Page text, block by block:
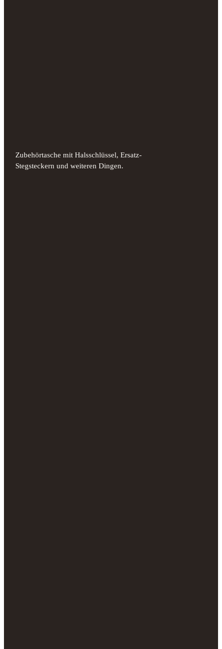
Zubehörtasche mit Halsschlüssel, Ersatz-
Stegsteckern und weiteren Dingen.